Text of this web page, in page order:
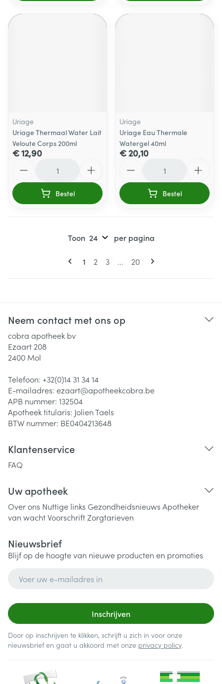
Uriage
Uriage Thermaal Water Lait
Veloute Corps 200ml
€ 12,90
Bestel
Uriage
Uriage Eau Thermale
Watergel 40ml
€ 20,10
Bestel
Pagina's
U lees momenteel pagina
1 Pagina
2 Pagina
3 ... Pagina
20
Toon per pagina
Neem contact met ons op
cobra apotheek bv
Ezaart 208
2400 Mol
Telefoon: +32(0)14 31 34 14
E-mailadres: ezaart@apotheekcobra.be
APB nummer: 132504
Apotheek titularis: Jolien Taels
BTW nummer: BE0404213648
Klantenservice
FAQ
Uw apotheek
Over ons Nuttige links Gezondheidsnieuws Apotheker
van wachtVoorschriftZorgtarieven
Nieuwsbrief
Blijf op de hoogte van nieuwe producten en promoties
Inschrijven
Door op inschrijven te klikken, schrijft u zich in voor onze
nieuwsbrief en gaat u akkoord met onze privacy policy.